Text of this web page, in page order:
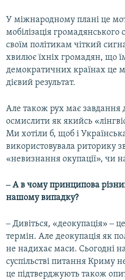
У міжнародному плані це
мобілізація громадянського
своїм політикам чіткий
хвилює їхніх громадян, що
демократичних країнах це
дієвий результат.
Але також рух має
осмислити як якийсь
Ми хотіли б, щоб і
використовувала риторику
«невизнання окупації», чи
‒ А в чому принципова
нашому випадку?
‒ Дивіться, «деокупація» ‒
термін. Але деокупація як
не надихає маси. Сьогодні
суспільстві питання Криму
це підтверджують також